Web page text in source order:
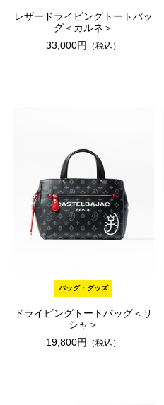
レザードライビングトートバッ
グ＜カルネ＞
33,000円
（税込）
バッグ・グッズ
ドライビングトートバッグ＜サ
シャ＞
19,800円
（税込）